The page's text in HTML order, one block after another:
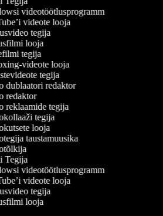
videotöötlusprogramm
videote looja
tegija
looja
tegija
videote looja
tegija
dublaatori redaktor
redaktor
tegija
tegija
looja
taustamuusika
videotöötlusprogramm
videote looja
tegija
looja